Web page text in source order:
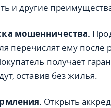
и другие
мошенничества.
перечислят ему после
получает
оставив без жилья.
Открыть